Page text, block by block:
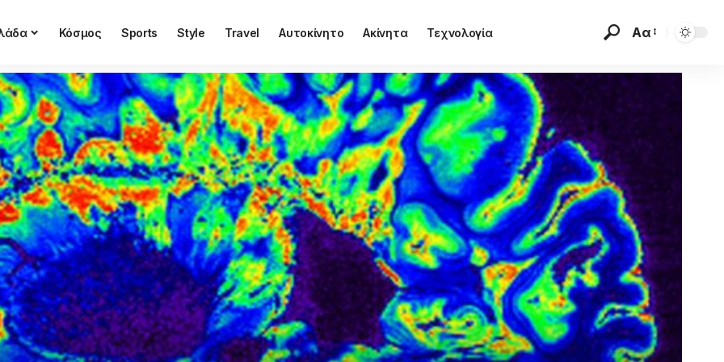
Κόσμος Sports Style Travel Αυτοκίνητο Ακίνητα Τεχνολογία Αα